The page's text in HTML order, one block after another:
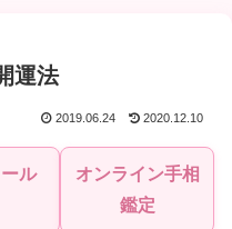
運法
2019.06.24 2020.12.10
ル
オンライン手相
鑑定